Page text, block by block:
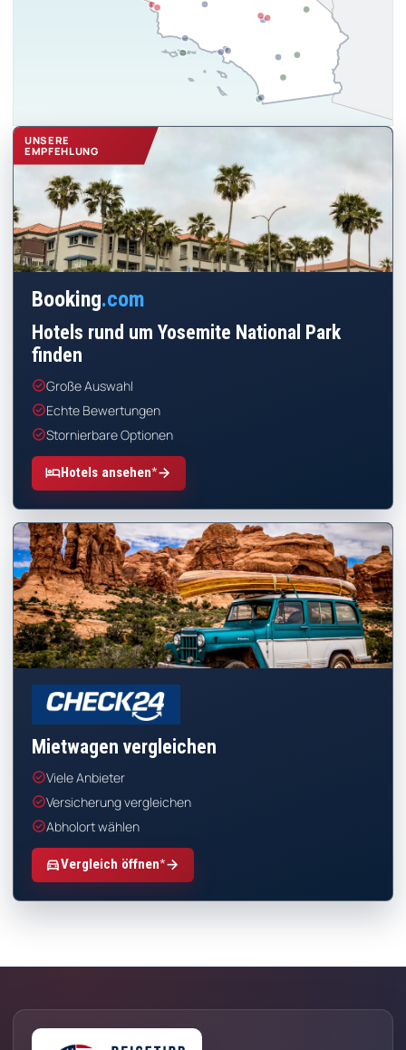
UNSERE
EMPFEHLUNG
Booking.com
Hotels rund um Yosemite National Park
finden
check_circleGroße Auswahl
check_circleEchte Bewertungen
check_circleStornierbare Optionen
hotelHotels ansehen*arrow_forward
CHECK24
Mietwagen vergleichen
check_circleViele Anbieter
check_circleVersicherung vergleichen
check_circleAbholort wählen
directions_carVergleich öffnen*arrow_forward